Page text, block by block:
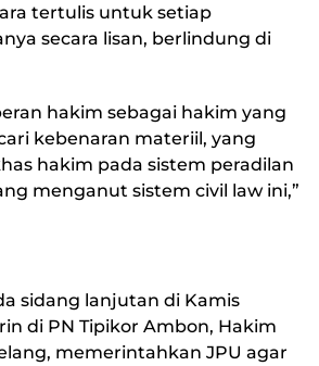
tertulis untuk setiap
secara lisan, berlindung di
hakim sebagai hakim yang
kebenaran materiil, yang
hakim pada sistem peradilan
menganut sistem civil law ini,”
sidang lanjutan di Kamis
di PN Tipikor Ambon, Hakim
memerintahkan JPU agar